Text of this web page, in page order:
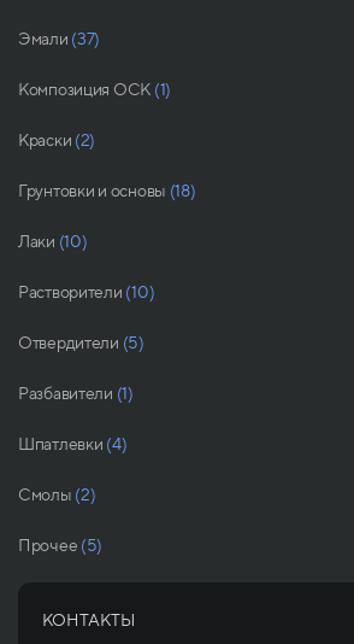
Эмали (37)
Композиция ОСК (1)
Краски (2)
Грунтовки и основы (18)
Лаки (10)
Растворители (10)
Отвердители (5)
Разбавители (1)
Шпатлевки (4)
Смолы (2)
Прочее (5)
КОНТАКТЫ